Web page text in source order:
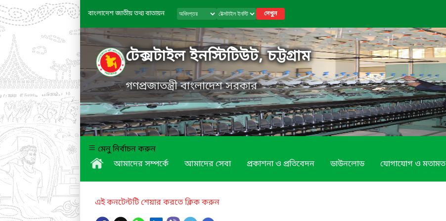
বাংলাদেশ জাতীয় তথ্য বাতায়ন দেখুন
টেক্সটাইল ইনস্টিটিউট, চট্টগ্রাম
গণপ্রজাতন্ত্রী বাংলাদেশ সরকার
মেনু নির্বাচন করুন
আমাদের সম্পর্কে
আমাদের সেবা প্রকাশনা ও প্রতিবেদন ডাউনলোড যোগাযোগ ও মতামত
এই কনটেন্টটি শেয়ার করতে ক্লিক করুন